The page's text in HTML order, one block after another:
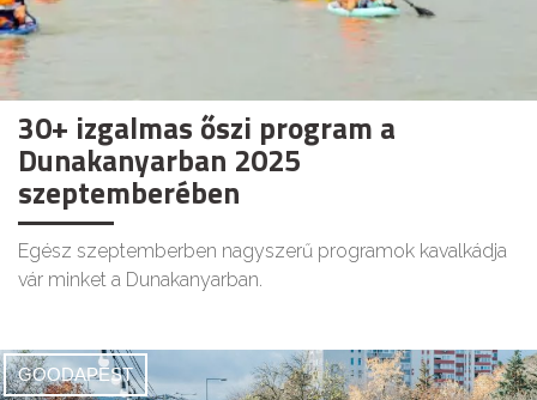
30+ izgalmas őszi program a
Dunakanyarban 2025
szeptemberében
Egész szeptemberben nagyszerű programok kavalkádja
vár minket a Dunakanyarban.
GOODAPEST